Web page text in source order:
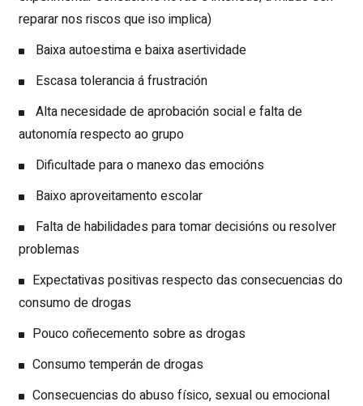
reparar nos riscos que iso implica)
Baixa autoestima e baixa asertividade
Escasa tolerancia á frustración
Alta necesidade de aprobación social e falta de
autonomía respecto ao grupo
Dificultade para o manexo das emocións
Baixo aproveitamento escolar
Falta de habilidades para tomar decisións ou resolver
problemas
Expectativas positivas respecto das consecuencias do
consumo de drogas
Pouco coñecemento sobre as drogas
Consumo temperán de drogas
Consecuencias do abuso físico, sexual ou emocional